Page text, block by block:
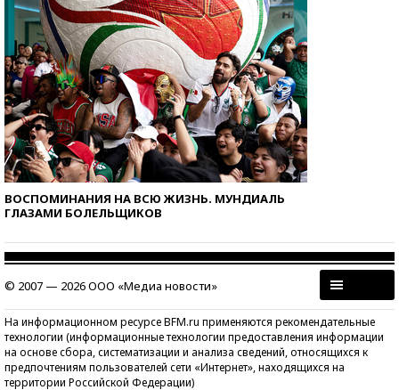
ВОСПОМИНАНИЯ НА ВСЮ ЖИЗНЬ. МУНДИАЛЬ
ГЛАЗАМИ БОЛЕЛЬЩИКОВ
© 2007 — 2026 ООО «Медиа новости»
На информационном ресурсе BFM.ru применяются рекомендательные
технологии (информационные технологии предоставления информации
на основе сбора, систематизации и анализа сведений, относящихся к
предпочтениям пользователей сети «Интернет», находящихся на
территории Российской Федерации)